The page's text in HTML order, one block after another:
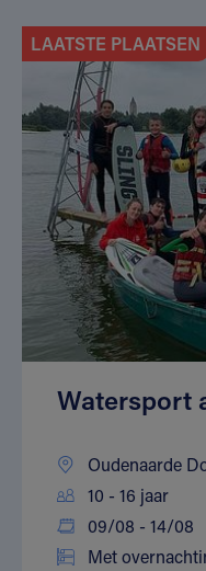
LAATSTE PLAATSEN
Watersport
Oudenaarde
10 - 16 jaar
09/08 - 14/08
Met